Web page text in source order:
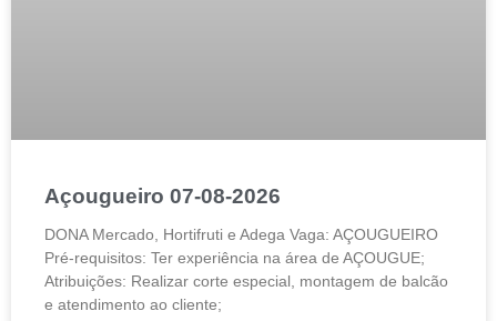
Açougueiro 07-08-2026
DONA Mercado, Hortifruti e Adega Vaga: AÇOUGUEIRO
Pré-requisitos: Ter experiência na área de AÇOUGUE;
Atribuições: Realizar corte especial, montagem de balcão
e atendimento ao cliente;